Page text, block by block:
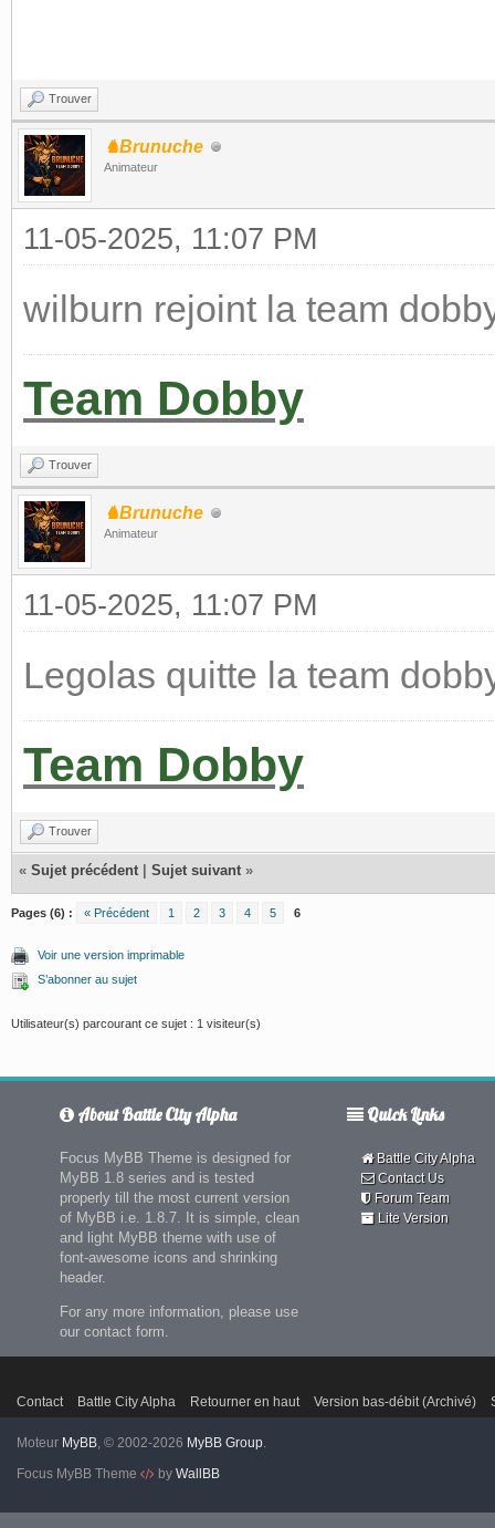
Trouver
♞Brunuche
Animateur
11-05-2025, 11:07 PM
wilburn rejoint la team
Team Dobby
Trouver
♞Brunuche
Animateur
11-05-2025, 11:07 PM
Legolas quitte la team
Team Dobby
Trouver
« Sujet précédent Sujet suivant »
Pages (6) : « Précédent 1 2 3 4 5 6
Voir une version imprimable
S’abonner au sujet
Utilisateur(s) parcourant ce sujet : 1 visiteur(s)
About Battle City Alpha
Focus MyBB Theme is designed for
MyBB 1.8 series and is tested
properly till the most current version
of MyBB i.e. 1.8.7. It is simple, clean
and light MyBB theme with use of
font-awesome icons and shrinking
header.
For any more information, please use
our contact form.
Quick Links
Battle City Alpha
Contact Us
Forum Team
Lite Version
Contact Battle City Alpha Retourner en haut Version bas-débit (Archivé)
Moteur MyBB, © 2002-2026 MyBB Group.
Focus MyBB Theme
by WallBB